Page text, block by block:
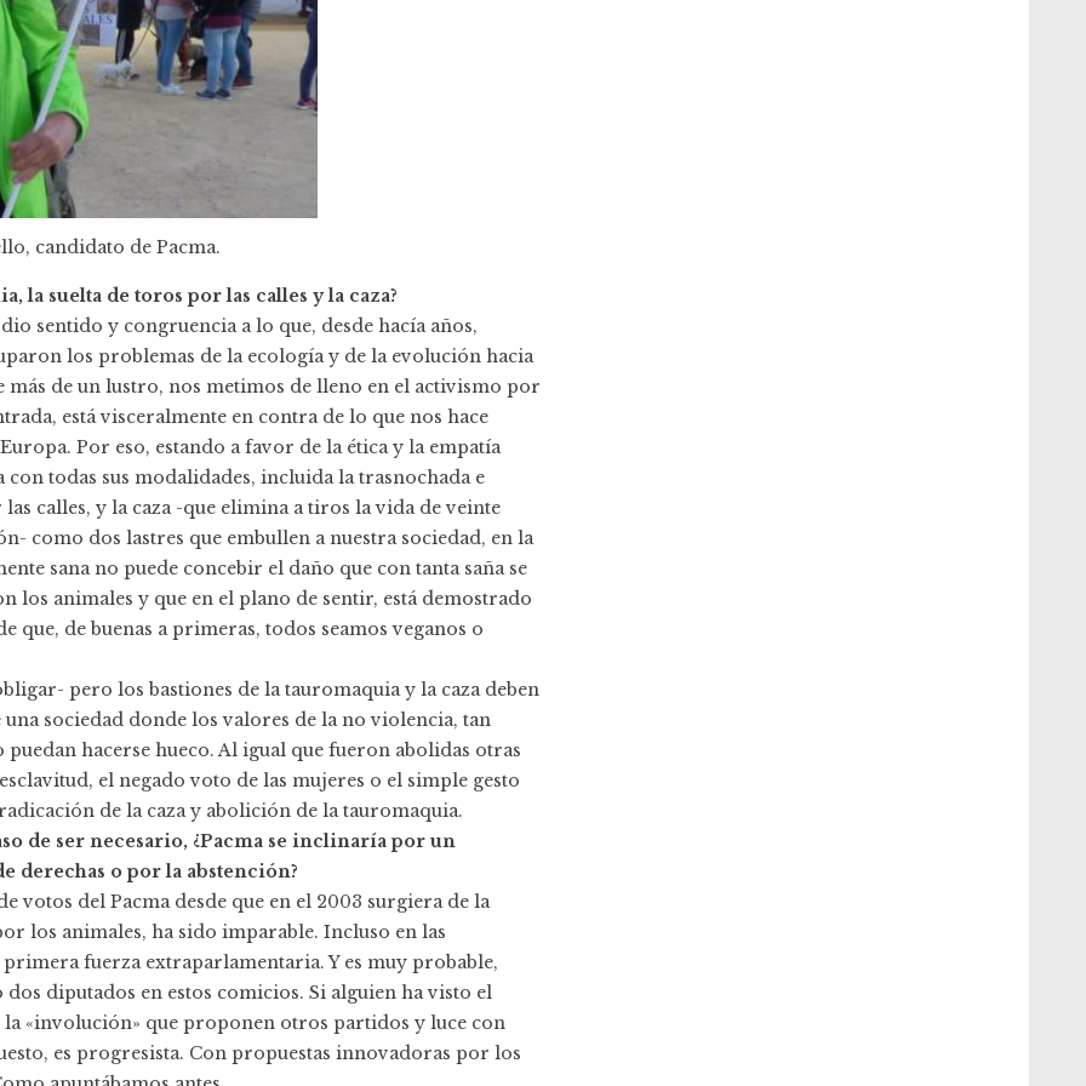
candidato de Pacma.
la suelta de toros por las calles y la caza?
sentido y congruencia a lo que, desde hacía años,
los problemas de la ecología y de la evolución hacia
más de un lustro, nos metimos de lleno en el activismo por
está visceralmente en contra de lo que nos hace
Por eso, estando a favor de la ética y la empatía
todas sus modalidades, incluida la trasnochada e
calles, y la caza -que elimina a tiros la vida de veinte
como dos lastres que embullen a nuestra sociedad, en la
sana no puede concebir el daño que con tanta saña se
los animales y que en el plano de sentir, está demostrado
que, de buenas a primeras, todos seamos veganos o
pero los bastiones de la tauromaquia y la caza deben
sociedad donde los valores de la no violencia, tan
hacerse hueco. Al igual que fueron abolidas otras
el negado voto de las mujeres o el simple gesto
de la caza y abolición de la tauromaquia.
de ser necesario, ¿Pacma se inclinaría por un
derechas o por la abstención?
del Pacma desde que en el 2003 surgiera de la
los animales, ha sido imparable. Incluso en las
fuerza extraparlamentaria. Y es muy probable,
diputados en estos comicios. Si alguien ha visto el
«involución» que proponen otros partidos y luce con
es progresista. Con propuestas innovadoras por los